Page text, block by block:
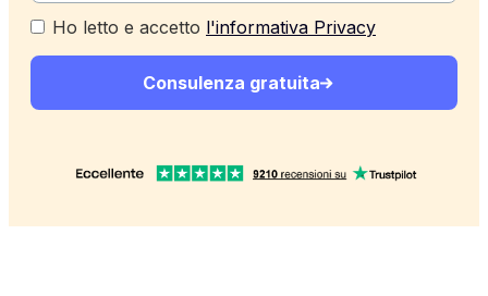
Ho letto e accetto l'informativa Privacy
Consulenza gratuita